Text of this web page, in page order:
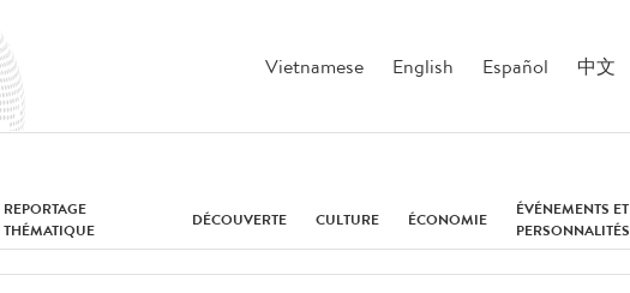
Vietnamese English Español 中文
REPORTAGE
THÉMATIQUE
DÉCOUVERTE CULTURE ÉCONOMIE
ÉVÉNEMENTS ET
PERSONNALITÉS